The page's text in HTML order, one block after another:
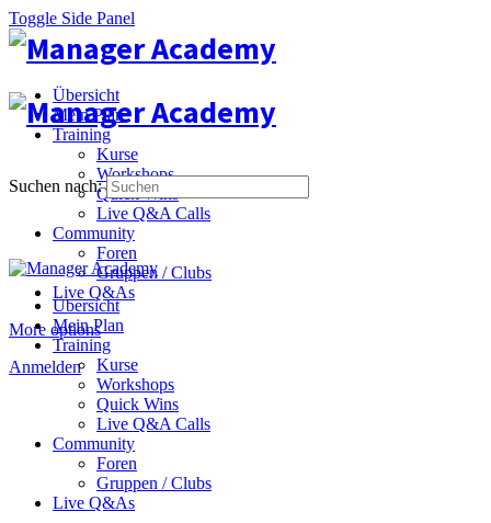
Toggle Side Panel
Übersicht
Mein Plan
Training
Kurse
Workshops
Quick Wins
Live Q&A Calls
Community
Foren
Gruppen / Clubs
Live Q&As
More options
Anmelden
Suchen nach:
Übersicht
Mein Plan
Training
Kurse
Workshops
Quick Wins
Live Q&A Calls
Community
Foren
Gruppen / Clubs
Live Q&As